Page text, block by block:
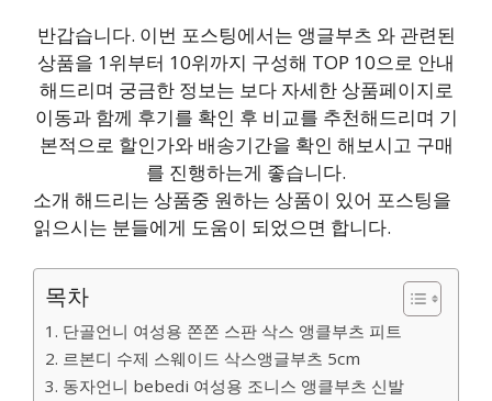
반갑습니다. 이번 포스팅에서는 앵글부츠 와 관련된
상품을 1위부터 10위까지 구성해 TOP 10으로 안내
해드리며 궁금한 정보는 보다 자세한 상품페이지로
이동과 함께 후기를 확인 후 비교를 추천해드리며 기
본적으로 할인가와 배송기간을 확인 해보시고 구매
를 진행하는게 좋습니다.
소개 해드리는 상품중 원하는 상품이 있어 포스팅을
읽으시는 분들에게 도움이 되었으면 합니다.
목차
1. 단골언니 여성용 쫀쫀 스판 삭스 앵클부츠 피트
2. 르본디 수제 스웨이드 삭스앵글부츠 5cm
3. 동자언니 bebedi 여성용 조니스 앵클부츠 신발